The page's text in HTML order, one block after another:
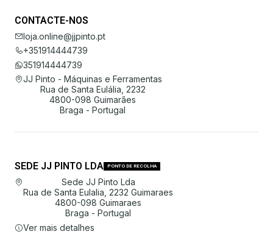
CONTACTE-NOS
loja.online@jjpinto.pt
+351914444739
351914444739
JJ Pinto - Máquinas e Ferramentas
Rua de Santa Eulália, 2232
4800-098 Guimarães
Braga - Portugal
SEDE JJ PINTO LDA PONTO DE RECOLHA
Sede JJ Pinto Lda
Rua de Santa Eulalia, 2232 Guimaraes
4800-098 Guimaraes
Braga - Portugal
Ver mais detalhes